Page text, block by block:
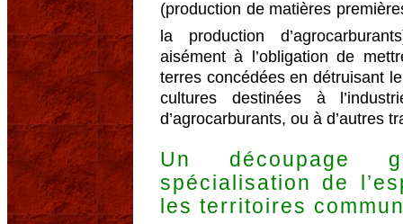
(production de matières
la production
aisément à l’obligation de
terres concédées en détruisant
cultures destinées à
d’agrocarburants, ou à d’autres
Un découpage
spécialisation de
les territoires